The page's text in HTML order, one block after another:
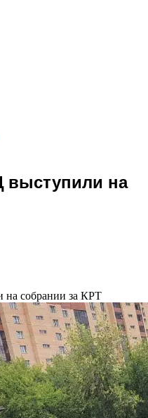
выступили на
на собрании за КРТ